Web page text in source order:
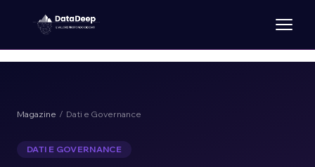
Magazine / Dati e Governance
DATI E GOVERNANCE